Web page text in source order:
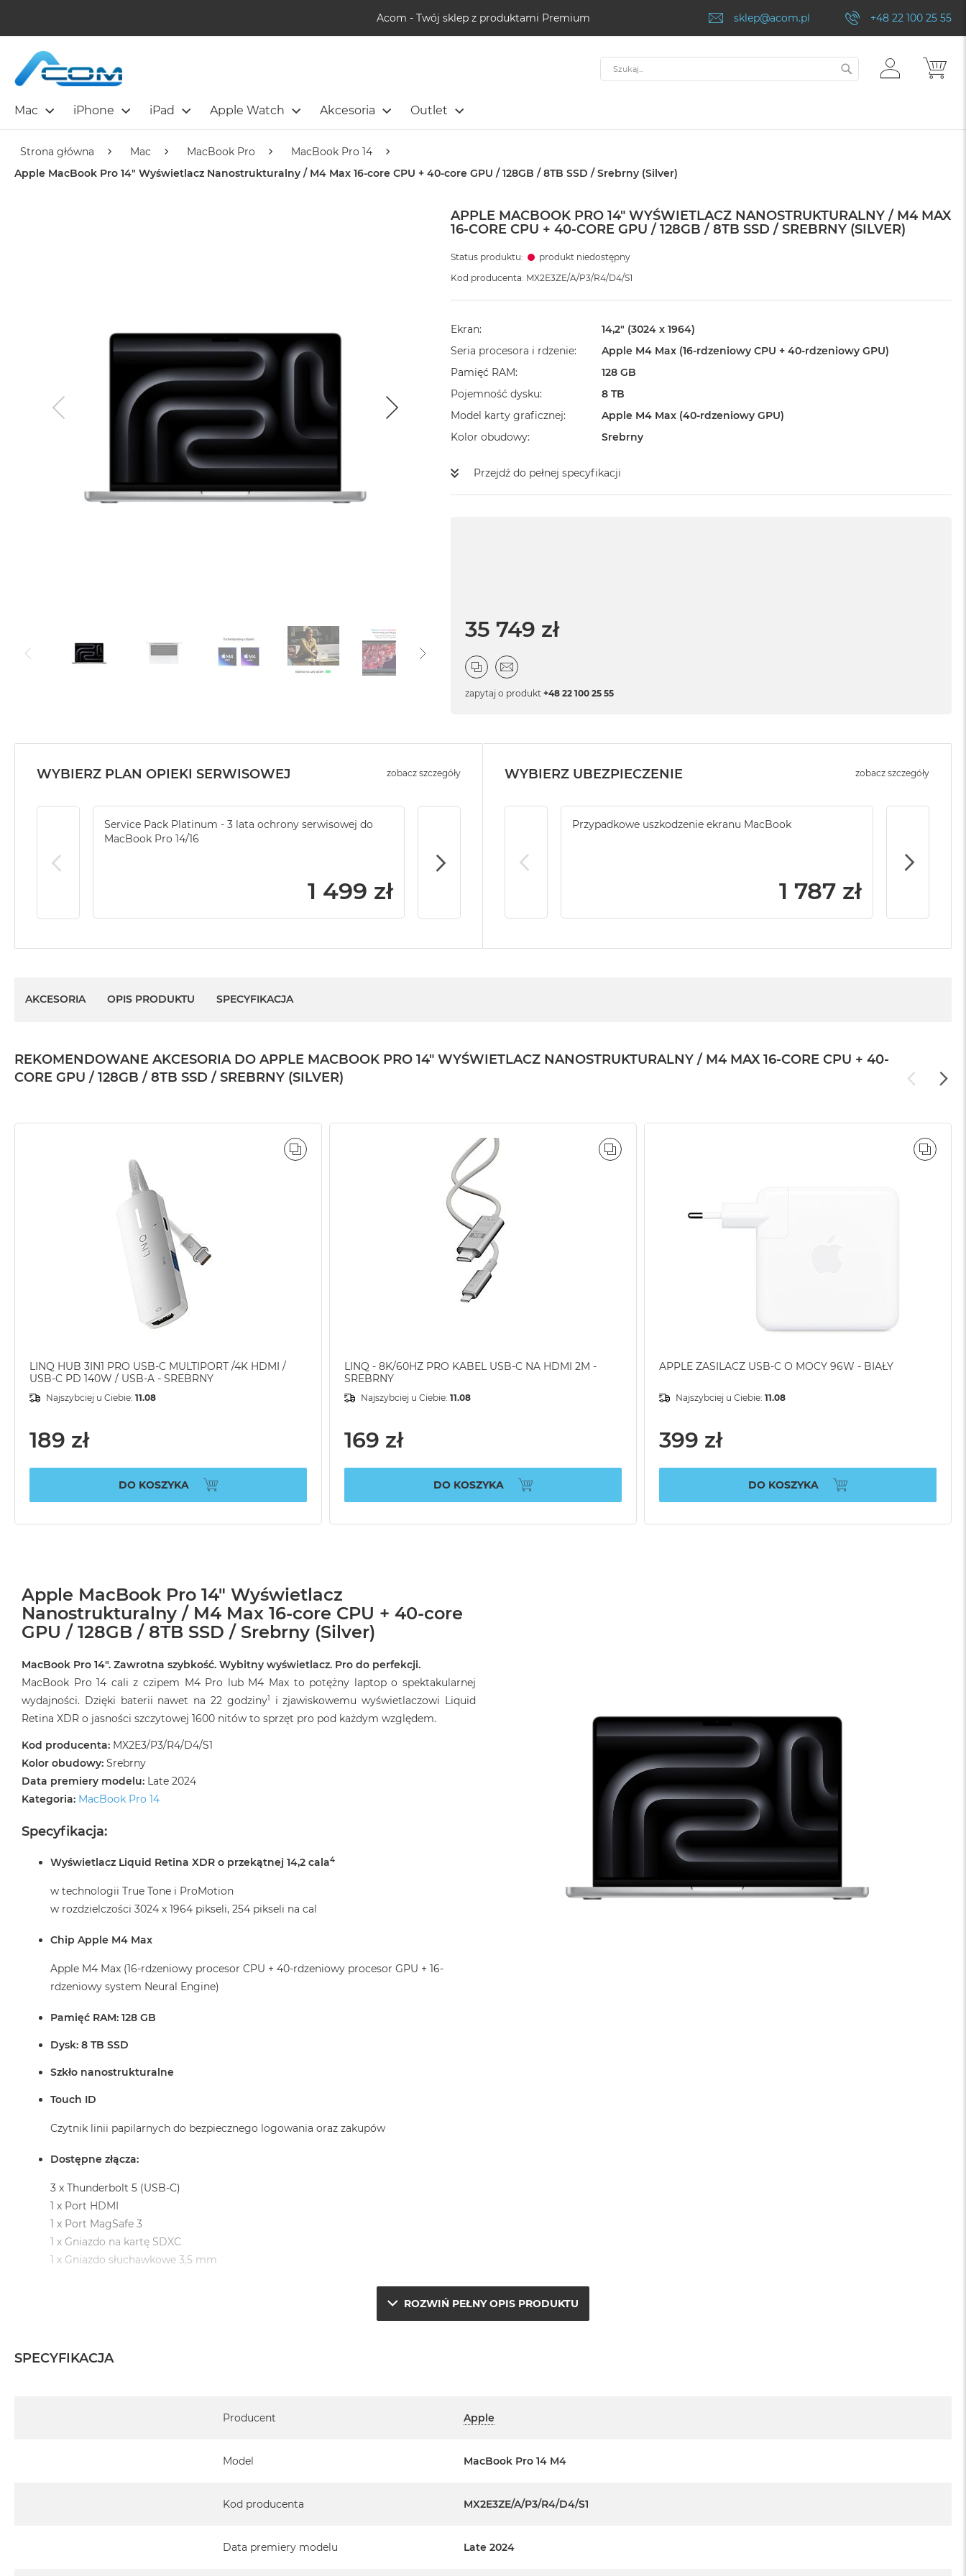
Acom - Twój sklep z produktami Premium sklep@acom.pl +48 22 100 25 55
Mac iPhone iPad Apple Watch Akcesoria Outlet
ZALOGUJ
SIĘ
Szukaj SZUKAJ
Strona główna Mac MacBook Pro
MacBook Pro 14
Apple MacBook Pro 14" Wyświetlacz Nanostrukturalny / M4 Max 16-core CPU + 40-core GPU / 128GB / 8TB SSD / Srebrny (Silver)
APPLE MACBOOK PRO 14" WYŚWIETLACZ NANOSTRUKTURALNY / M4 MAX
16-CORE CPU + 40-CORE GPU / 128GB / 8TB SSD / SREBRNY (SILVER)
Status produktu:
produkt niedostępny
Kod producenta: MX2E3ZE/A/P3/R4/D4/S1
Ekran
14,2" (3024 x 1964)
Seria procesora i rdzenie
Apple M4 Max (16-rdzeniowy CPU + 40-rdzeniowy GPU)
Pamięć RAM
128 GB
Pojemność dysku
8 TB
Model karty graficznej
Apple M4 Max (40-rdzeniowy GPU)
Kolor obudowy
Srebrny
Przejdź do pełnej specyfikacji
35 749 zł
zapytaj o produkt +48 22 100 25 55
WYBIERZ PLAN OPIEKI SERWISOWEJ
Service Pack Platinum - 3 lata ochrony serwisowej do
MacBook Pro 14/16
1 499 zł
Service Pack Platinum PRO - 4 lata ochrony serwisowej
zobacz szczegóły WYBIERZ UBEZPIECZENIE
Przypadkowe uszkodzenie ekranu MacBook
1 787 zł
zobacz szczegóły
AKCESORIA OPIS PRODUKTU SPECYFIKACJA
REKOMENDOWANE AKCESORIA DO APPLE MACBOOK PRO 14" WYŚWIETLACZ NANOSTRUKTURALNY / M4 MAX 16-CORE CPU + 40-
CORE GPU / 128GB / 8TB SSD / SREBRNY (SILVER)
LINQ HUB 3IN1 PRO USB-C MULTIPORT /4K HDMI /
USB-C PD 140W / USB-A - SREBRNY
Najszybciej u Ciebie: 11.08
189 zł
DO KOSZYKA
PORÓWNAJ
LINQ - 8K/60HZ PRO KABEL USB-C NA HDMI 2M -
SREBRNY
Najszybciej u Ciebie: 11.08
169 zł
DO KOSZYKA
PORÓWNAJ
APPLE ZASILACZ USB-C O MOCY 96W - BIAŁY
Najszybciej u Ciebie: 11.08
399 zł
DO KOSZYKA
Apple MacBook Pro 14" Wyświetlacz
Nanostrukturalny / M4 Max 16-core CPU + 40-core
GPU / 128GB / 8TB SSD / Srebrny (Silver)
MacBook Pro 14″. Zawrotna szybkość. Wybitny wyświetlacz. Pro do perfekcji.
MacBook Pro 14 cali z czipem M4 Pro lub M4 Max to potężny laptop o spektakularnej
wydajności. Dzięki baterii nawet na 22 godziny1
i zjawiskowemu wyświetlaczowi Liquid
Retina XDR o jasności szczytowej 1600 nitów to sprzęt pro pod każdym względem.
Kod producenta: MX2E3/P3/R4/D4/S1
Kolor obudowy: Srebrny
Data premiery modelu: Late 2024
Kategoria: MacBook Pro 14
Specyfikacja:
Wyświetlacz Liquid Retina XDR o przekątnej 14,2 cala4
w technologii True Tone i ProMotion
w rozdzielczości 3024 x 1964 pikseli, 254 pikseli na cal
Chip Apple M4 Max
Apple M4 Max (16-rdzeniowy procesor CPU + 40-rdzeniowy procesor GPU + 16-
rdzeniowy system Neural Engine)
Pamięć RAM: 128 GB
Dysk: 8 TB SSD
Szkło nanostrukturalne
Touch ID
Czytnik linii papilarnych do bezpiecznego logowania oraz zakupów
Dostępne złącza:
3 x Thunderbolt 5 (USB-C)
1 x Port HDMI
1 x Port MagSafe 3
1 x Gniazdo na kartę SDXC
1 x Gniazdo słuchawkowe 3,5 mm
Realizowaną w każdym autoryzowanym punkcie serwisowym Apple na terenie
ten temat uzyskają Państwo kontaktując się z naszym handlowcem.
ROZWIŃ PEŁNY OPIS PRODUKTU
SPECYFIKACJA
Producent
Apple
Model MacBook Pro 14 M4
Kod producenta MX2E3ZE/A/P3/R4/D4/S1
Data premiery modelu Late 2024